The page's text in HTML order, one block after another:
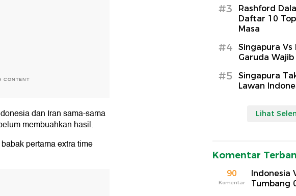
CONTENT
dan Iran sama-sama
membuahkan hasil.
pertama extra time
#3
Rashford
Daftar 10
Masa
#4
Singapura Vs
Garuda
#5
Singapura
Lawan
Lihat
Komentar
90
Komentar
Indonesia
Tumbang